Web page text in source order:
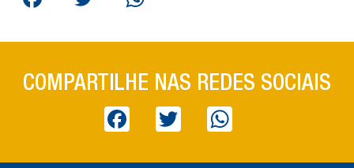
COMPARTILHE NAS REDES SOCIAIS